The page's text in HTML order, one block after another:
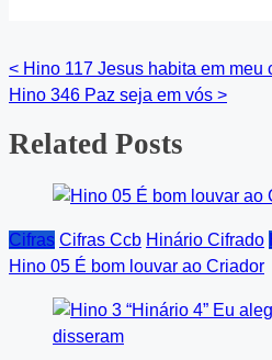
Posts
< Hino 117 Jesus habita em meu
Hino 346 Paz seja em vós >
Related Posts
Cifras Cifras Ccb Hinário Cifrado
Hino 05 É bom louvar ao Criador